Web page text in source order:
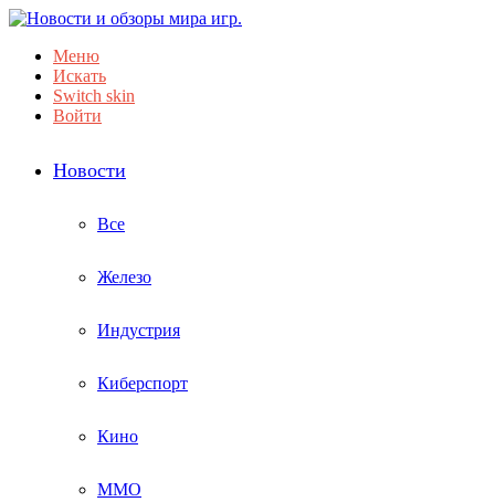
Меню
Искать
Switch skin
Войти
Новости
Все
Железо
Индустрия
Киберспорт
Кино
ММО